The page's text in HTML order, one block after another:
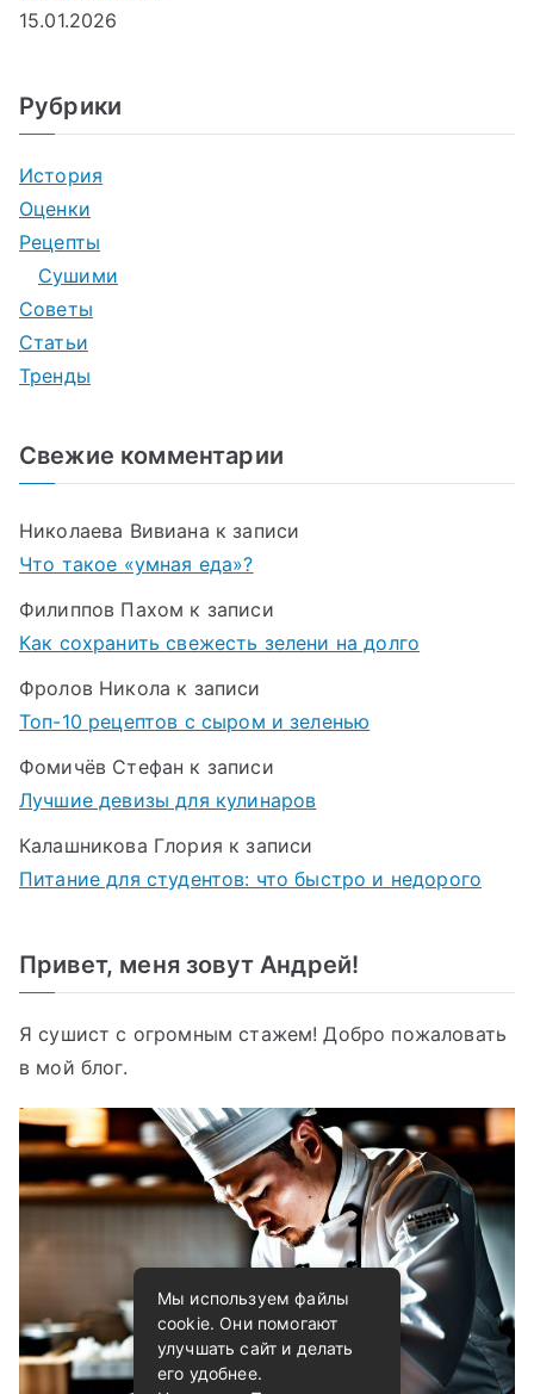
15.01.2026
Рубрики
История
Оценки
Рецепты
Сушими
Советы
Статьи
Тренды
Свежие комментарии
Николаева Вивиана к записи
Что такое «умная еда»?
Филиппов Пахом к записи
Как сохранить свежесть зелени на долго
Фролов Никола к записи
Топ-10 рецептов с сыром и зеленью
Фомичёв Стефан к записи
Лучшие девизы для кулинаров
Калашникова Глория к записи
Питание для студентов: что быстро и недорого
Привет, меня зовут Андрей!
Я сушист с огромным стажем! Добро пожаловать
в мой блог.
Мы используем файлы
cookie. Они помогают
улучшать сайт и делать
его удобнее.